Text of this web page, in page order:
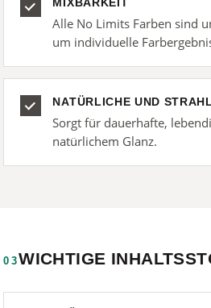
MIXBARKEIT
Alle No Limits Farben sind
um individuelle
NATÜRLICHE UND
Sorgt für dauerhafte,
natürlichem Glanz.
03WICHTIGE